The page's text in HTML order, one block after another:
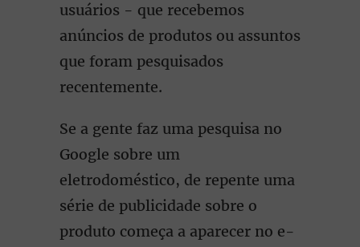
usuários - que recebemos
anúncios de produtos ou assuntos
que foram pesquisados
recentemente.
Se a gente faz uma pesquisa no
Google sobre um
eletrodoméstico, de repente uma
série de publicidade sobre o
produto começa a aparecer no e-